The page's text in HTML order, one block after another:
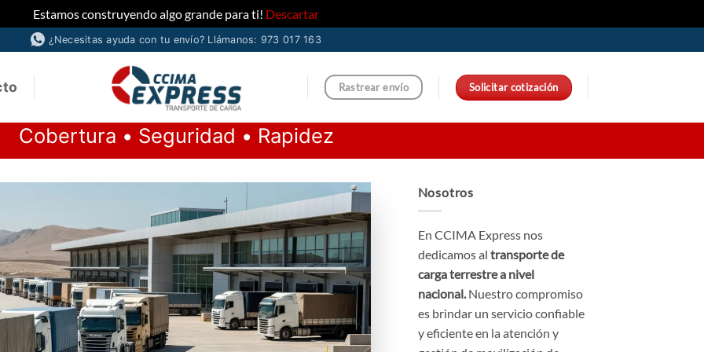
Estamos construyendo algo grande para ti! Descartar
¿Necesitas ayuda con tu envío? Llámanos: 973 017 163
Rastrear envío Solicitar cotización
Cobertura • Seguridad • Rapidez
Nosotros
En CCIMA Express nos
dedicamos al transporte de
carga terrestre a nivel
nacional.Nuestro compromiso
es brindar un servicio confiable
y eficiente en la atención y